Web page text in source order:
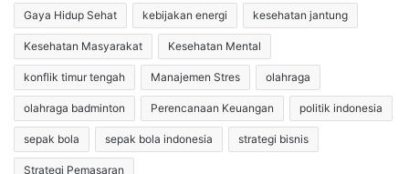
Gaya Hidup Sehat kebijakan energi kesehatan jantung
Kesehatan Masyarakat Kesehatan Mental
konflik timur tengah Manajemen Stres olahraga
olahraga badminton Perencanaan Keuangan politik indonesia
sepak bola sepak bola indonesia strategi bisnis
Strategi Pemasaran